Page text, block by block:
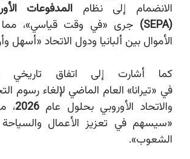
الانضمام إلى نظام المدفوعات
(SEPA)
جرى «في وقت قياسي»،
الأموال بين ألبانيا ودول الاتحاد «أسهل
كما أشارت إلى اتفاق تاريخي
في «تيرانا» العام الماضي لإلغاء رسوم
والاتحاد الأوروبي بحلول عام2026،
«سيسهم في تعزيز الأعمال
الشعوب».